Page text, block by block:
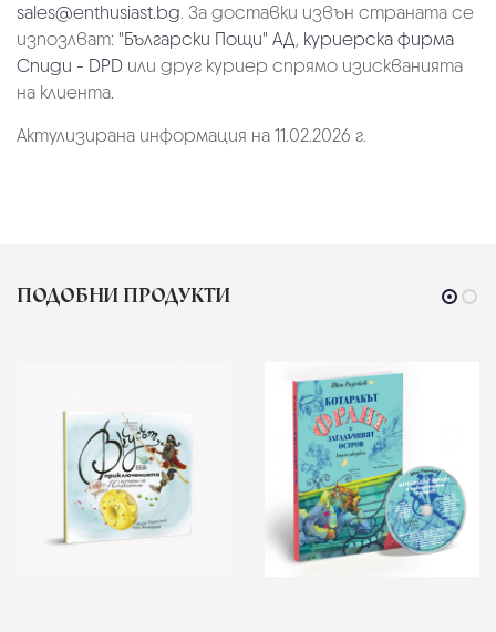
sales@enthusiast.bg. За доставки извън страната се
изпозлват: "Български Пощи" АД, куриерска фирма
Спиди - DPD или друг куриер спрямо изискванията
на клиента.
Актулизирана информация на 11.02.2026 г.
ПОДОБНИ ПРОДУКТИ